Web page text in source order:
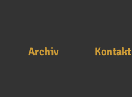
Archiv Kontakt